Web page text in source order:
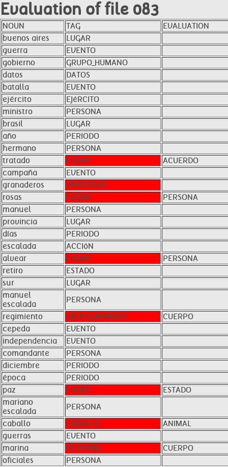
Evaluation of file 083
NOUN TAG
EVALUATION
buenos aires
LUGAR
guerra
EVENTO
gobierno
GRUPO_HUMANO
datos
DATOS
batalla
EVENTO
ejército
EJéRCITO
ministro
PERSONA
brasil
LUGAR
año
PERIODO
hermano
PERSONA
tratado
LUGAR
ACUERDO
campaña
EVENTO
granaderos
UNKNOWN
rosas
LUGAR
PERSONA
manuel
PERSONA
provincia
LUGAR
días
PERIODO
escalada
ACCIóN
alvear
LUGAR
PERSONA
retiro
ESTADO
sur
LUGAR
manuel
escalada
PERSONA
regimiento
GRUPO_HUMANO
CUERPO
cepeda
EVENTO
independencia
EVENTO
comandante
PERSONA
diciembre
PERIODO
época
PERIODO
paz
LUGAR
ESTADO
mariano
escalada
PERSONA
caballo
CABALLO
ANIMAL
guerras
EVENTO
marina
PERSONA
CUERPO
oficiales
PERSONA